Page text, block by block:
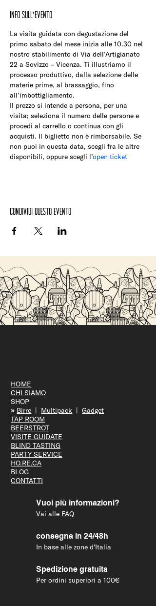
Info sull'evento
La visita guidata con degustazione del
primo sabato del mese inizia alle 10.30 nel
nostro stabilimento di Via dell’Artigianato
22 a Sovizzo – Vicenza. Ti illustriamo il
processo produttivo, dalla selezione delle
materie prime, al brassaggio, fino
all’imbottigliamento.
Il prezzo si intende a persona, per una
visita; seleziona il numero delle persone e
procedi al carrello o continua con gli
acquisti. Il biglietto non è rimborsabile. Se
non puoi in questa data, scegli fra le altre
disponibili, oppure scegli l’open ticket
Condividi questo evento
HOME
CHI SIAMO
SHOP
» Birre | Multipack |Gadget
TAP ROOM
BEERSTROT
VISITE GUIDATE
BLIND TASTING
PARTY SERVICE
HO.RE.CA
BLOG
CONTATTI
Vuoi più informazioni?
Vai alle FAQ
consegna in 24/48h
In base alle zone d'Italia
Spedizione gratuita
Per ordini superiori a 100€